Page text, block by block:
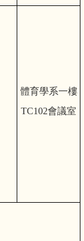
體育學系一樓
TC102會議室